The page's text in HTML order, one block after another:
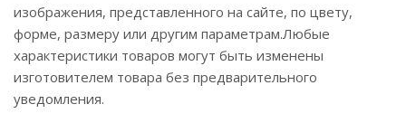
изображения, представленного на сайте, по цвету,
форме, размеру или другим параметрам.Любые
характеристики товаров могут быть изменены
изготовителем товара без предварительного
уведомления.